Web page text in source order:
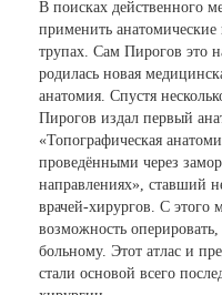
В поисках действенного
применить
трупах. Сам Пирогов это
родилась новая
анатомия. Спустя
Пирогов издал первый
«Топографическая
проведёнными через
направлениях», ставший
врачей-хирургов. С этого
возможность
больному. Этот атлас и
стали основой всего